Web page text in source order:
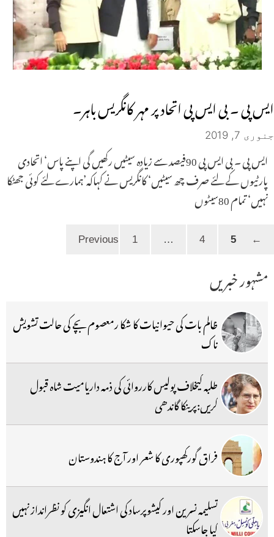
ایس پی ۔ بی ایس پی اتحاد پر مہر کانگریس باہر۔
جنوری 7, 2019
ایس پی ۔ بی ایس پی 90فیصد سے زیادہ سیٹیں رکھیں گی اپنے پاس‘ اتحادی
پارٹیوں کے لئے صرف چھ سیٹیں‘ کانگریس نے کہاکہ’ہمارے لئے کوئی جھٹکا
نہیں‘ تمام 80سیٹوں
←
Page 1 … 4 5
مشہور خبریں
ظالم بات کی حیوانیات کا شکا رمعصوم بچے کی حالت تشویش
ناک
طلبہ کیخلاف پولیس کارروائی کی ذمہ داریامیت شاہ قبول
کریں:پرینکا گاندھی
فراق گورکھپوری کا شعر اور آج کا ہندوستان
تسلیمہ نسرین اور کیشوپرساد کی اشتعال انگیزی کو نظرانداز نہیں
کیا جاسکتا